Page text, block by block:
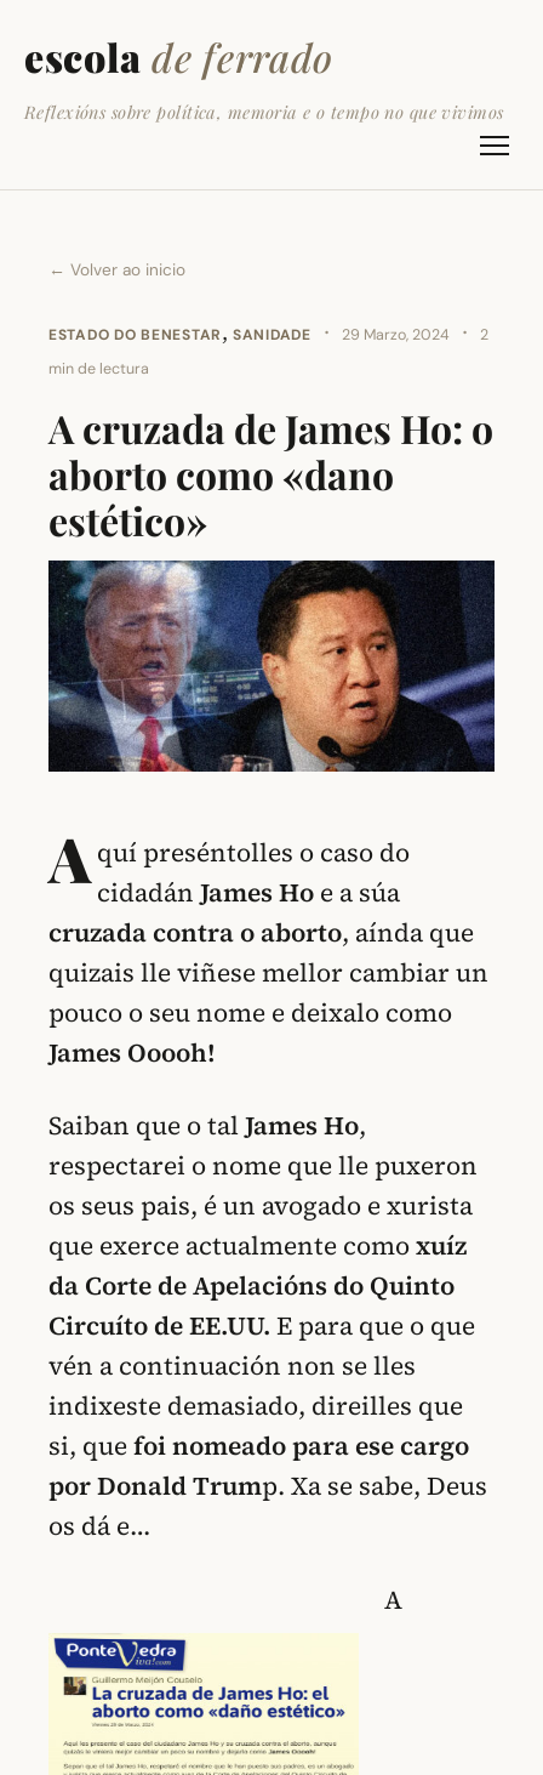
escola de ferrado
Reflexións sobre política, memoria e o tempo no que vivimos
← Volver ao inicio
ESTADO DO BENESTAR, SANIDADE · 29 Marzo, 2024 ·
2
min de lectura
A cruzada de James Ho: o
aborto como «dano
estético»
A quí preséntolles o caso do
cidadán James Ho e a súa
cruzada contra o aborto, aínda que
quizais lle viñese mellor cambiar un
pouco o seu nome e deixalo como
James Ooooh!
Saiban que o talJames Ho,
respectarei o nome que lle puxeron
os seus pais, é un avogado e xurista
que exerce actualmente comoxuíz
da Corte de Apelacións do Quinto
Circuíto de EE.UU. E para que o que
vén a continuación non se lles
indixeste demasiado, direilles que
si, quefoi nomeado para ese cargo
por Donald Trump. Xa se sabe, Deus
os dá e…
A